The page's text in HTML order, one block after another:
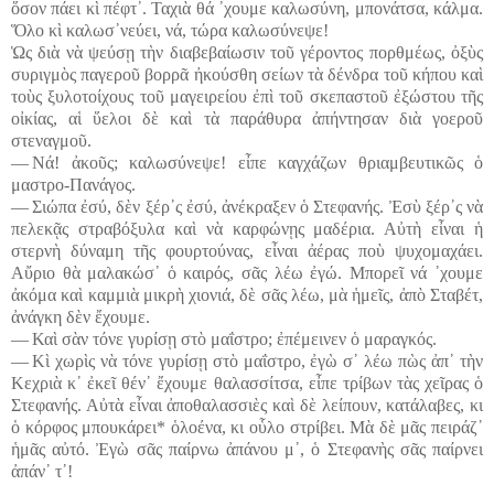
ὅσον πάει κὶ πέφτ᾽. Ταχιὰ θά ᾽χουμε καλωσύνη, μπονάτσα, κάλμα.
Ὅλο κὶ καλωσ᾽νεύει, νά, τώρα καλωσύνεψε!
Ὡς διὰ νὰ ψεύσῃ τὴν διαβεβαίωσιν τοῦ γέροντος πορθμέως, ὀξὺς
συριγμὸς παγεροῦ βορρᾶ ἠκούσθη σείων τὰ δένδρα τοῦ κήπου καὶ
τοὺς ξυλοτοίχους τοῦ μαγειρείου ἐπὶ τοῦ σκεπαστοῦ ἐξώστου τῆς
οἰκίας, αἱ ὕελοι δὲ καὶ τὰ παράθυρα ἀπήντησαν διὰ γοεροῦ
στεναγμοῦ.
― Νά! ἀκοῦς; καλωσύνεψε! εἶπε καγχάζων θριαμβευτικῶς ὁ
μαστρο-Πανάγος.
― Σιώπα ἐσύ, δὲν ξέρ᾽ς ἐσύ, ἀνέκραξεν ὁ Στεφανής. Ἐσὺ ξέρ᾽ς νὰ
πελεκᾷς στραβόξυλα καὶ νὰ καρφώνῃς μαδέρια. Αὐτὴ εἶναι ἡ
στερνὴ δύναμη τῆς φουρτούνας, εἶναι ἀέρας ποὺ ψυχομαχάει.
Αὔριο θὰ μαλακώσ᾽ ὁ καιρός, σᾶς λέω ἐγώ. Μπορεῖ νά ᾽χουμε
ἀκόμα καὶ καμμιὰ μικρὴ χιονιά, δὲ σᾶς λέω, μὰ ἡμεῖς, ἀπὸ Σταβέτ,
ἀνάγκη δὲν ἔχουμε.
― Καὶ σὰν τόνε γυρίσῃ στὸ μαΐστρο; ἐπέμεινεν ὁ μαραγκός.
― Κὶ χωρὶς νὰ τόνε γυρίσῃ στὸ μαΐστρο, ἐγὼ σ᾽ λέω πὼς ἀπ᾽ τὴν
Κεχριὰ κ᾽ ἐκεῖ θέν᾽ ἔχουμε θαλασσίτσα, εἶπε τρίβων τὰς χεῖρας ὁ
Στεφανής. Αὐτὰ εἶναι ἀποθαλασσιὲς καὶ δὲ λείπουν, κατάλαβες, κι
ὁ κόρφος μπουκάρει* ὁλοένα, κι οὗλο στρίβει. Μὰ δὲ μᾶς πειράζ᾽
ἡμᾶς αὐτό. Ἐγὼ σᾶς παίρνω ἀπάνου μ᾽, ὁ Στεφανὴς σᾶς παίρνει
ἀπάν᾽ τ᾽!